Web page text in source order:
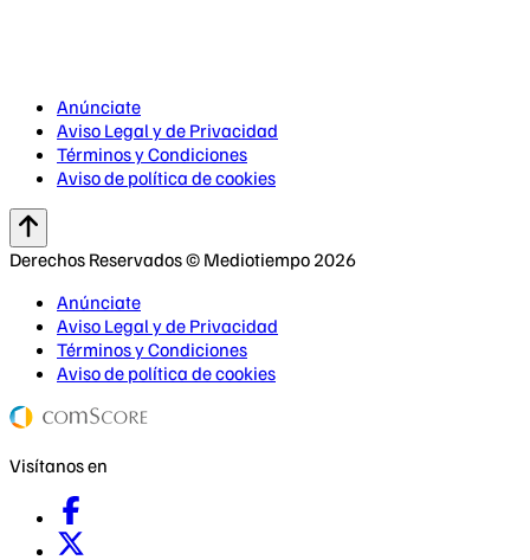
Anúnciate
Aviso Legal y de Privacidad
Términos y Condiciones
Aviso de política de cookies
Derechos Reservados © Mediotiempo 2026
Anúnciate
Aviso Legal y de Privacidad
Términos y Condiciones
Aviso de política de cookies
Visítanos en